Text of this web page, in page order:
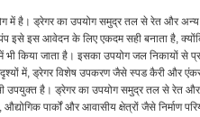
है। ड्रेगर का उपयोग समुद्र तल से रेत और अन्य
इसे इस आवेदन के लिए एकदम सही बनाता है,
भी किया जाता है। इसका उपयोग जल निकायों
में, ड्रेगर विशेष उपकरण जैसे स्पड कैरी और
उपयुक्त है। ड्रेगर का उपयोग समुद्र तल से रेत
पार्कों और आवासीय क्षेत्रों जैसे निर्माण